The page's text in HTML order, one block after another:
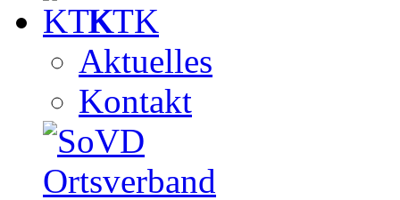
KTK
Aktuelles
Kontakt